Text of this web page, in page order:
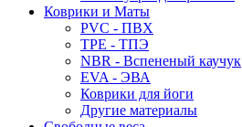
Коврики и Маты
PVC - ПВХ
TPE - ТПЭ
NBR - Вспененый каучук
EVA - ЭВА
Коврики для йоги
Другие материалы